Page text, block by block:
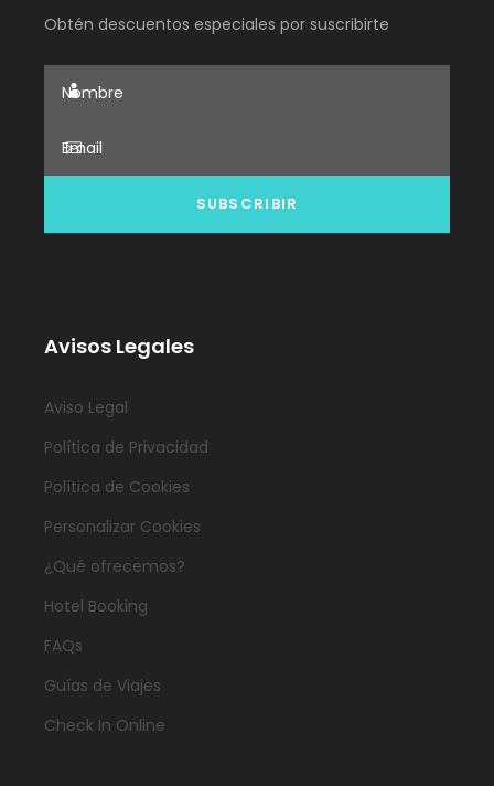
Obtén descuentos especiales por suscribirte
Avisos Legales
Aviso Legal
Política de Privacidad
Política de Cookies
Personalizar Cookies
¿Qué ofrecemos?
Hotel Booking
FAQs
Guías de Viajes
Check In Online